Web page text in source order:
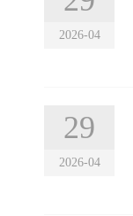
2026-04
29
2026-04